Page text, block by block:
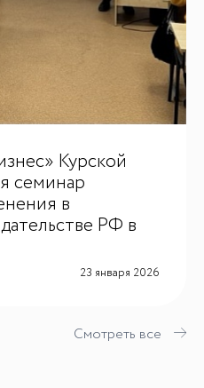
Курской
семинар
в
РФ в
23 января 2026
Смотреть все